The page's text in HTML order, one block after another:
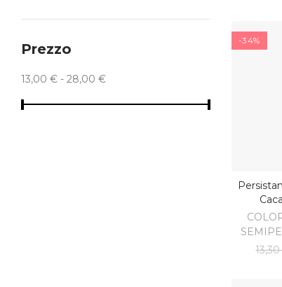
-34%
Prezzo
13,00 € - 28,00 €